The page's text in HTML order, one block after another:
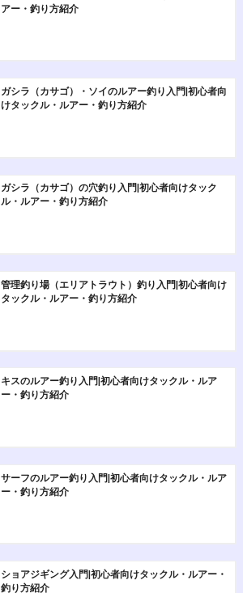
アー・釣り方紹介
ガシラ（カサゴ）・ソイのルアー釣り入門|初心者向
けタックル・ルアー・釣り方紹介
ガシラ（カサゴ）の穴釣り入門|初心者向けタック
ル・ルアー・釣り方紹介
管理釣り場（エリアトラウト）釣り入門|初心者向け
タックル・ルアー・釣り方紹介
キスのルアー釣り入門|初心者向けタックル・ルア
ー・釣り方紹介
サーフのルアー釣り入門|初心者向けタックル・ルア
ー・釣り方紹介
ショアジギング入門|初心者向けタックル・ルアー・
釣り方紹介